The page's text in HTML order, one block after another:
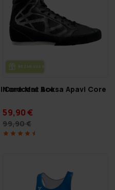
Core Mat Ace
BEZ­MAK­SAS PIE­GĀ­DE
Nordcore Boksa Apavi Core
59,90 €
99,90 €